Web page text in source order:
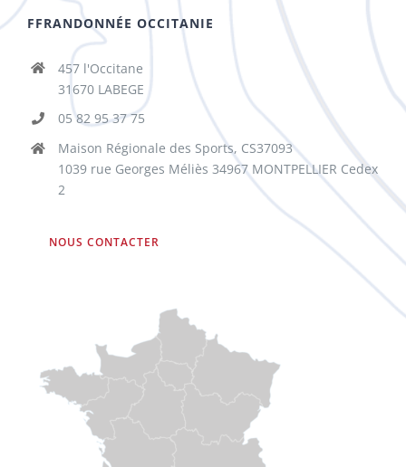
FFRANDONNÉE OCCITANIE
457 l'Occitane
31670 LABEGE
05 82 95 37 75
Maison Régionale des Sports, CS37093
1039 rue Georges Méliès 34967 MONTPELLIER Cedex
2
NOUS CONTACTER